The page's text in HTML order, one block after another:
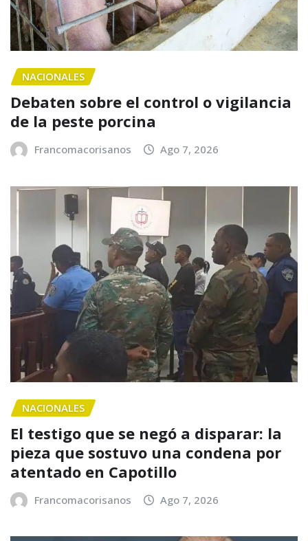
NACIONALES
Debaten sobre el control o vigilancia
de la peste porcina
Francomacorisanos Ago 7, 2026
NACIONALES
El testigo que se negó a disparar: la
pieza que sostuvo una condena por
atentado en Capotillo
Francomacorisanos Ago 7, 2026